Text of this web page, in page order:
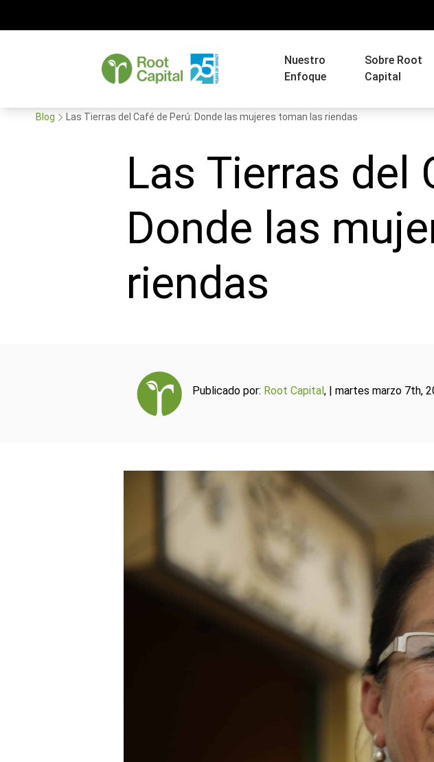
Nuestro
Enfoque
Sobre Root
Capital
Blog Las Tierras del Café de Perú: Donde las mujeres toman las riendas
Las Tierras del
Donde las
riendas
Publicado por: Root Capital, | martes marzo 7th,